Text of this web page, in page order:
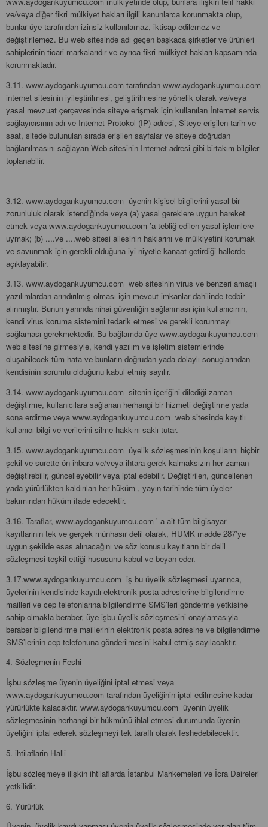
ve/veya diğer fikri mülkiyet hakları ilgili kanunlarca korunmakta olup,
bunlar üye tarafından izinsiz kullanılamaz, iktisap edilemez ve
değiştirilemez. Bu web sitesinde adı geçen başkaca şirketler ve ürünleri
sahiplerinin ticari markalarıdır ve ayrıca fikri mülkiyet hakları kapsamında
korunmaktadır.
3.11. www.aydogankuyumcu.com tarafından www.aydogankuyumcu.com
internet sitesinin iyileştirilmesi, geliştirilmesine yönelik olarak ve/veya
yasal mevzuat çerçevesinde siteye erişmek için kullanılan İnternet servis
sağlayıcısının adı ve Internet Protokol (IP) adresi, Siteye erişilen tarih ve
saat, sitede bulunulan sırada erişilen sayfalar ve siteye doğrudan
bağlanılmasını sağlayan Web sitesinin Internet adresi gibi birtakım bilgiler
toplanabilir.
3.12. www.aydogankuyumcu.com üyenin kişisel bilgilerini yasal bir
zorunluluk olarak istendiğinde veya (a) yasal gereklere uygun hareket
etmek veya www.aydogankuyumcu.com ’a tebliğ edilen yasal işlemlere
uymak; (b) ....ve ....web sitesi ailesinin haklarını ve mülkiyetini korumak
ve savunmak için gerekli olduğuna iyi niyetle kanaat getirdiği hallerde
açıklayabilir.
3.13. www.aydogankuyumcu.com web sitesinin virus ve benzeri amaçlı
yazılımlardan arındırılmış olması için mevcut imkanlar dahilinde tedbir
alınmıştır. Bunun yanında nihai güvenliğin sağlanması için kullanıcının,
kendi virus koruma sistemini tedarik etmesi ve gerekli korunmayı
sağlaması gerekmektedir. Bu bağlamda üye www.aydogankuyumcu.com
web sitesi'ne girmesiyle, kendi yazılım ve işletim sistemlerinde
oluşabilecek tüm hata ve bunların doğrudan yada dolaylı sonuçlarından
kendisinin sorumlu olduğunu kabul etmiş sayılır.
3.14. www.aydogankuyumcu.com sitenin içeriğini dilediği zaman
değiştirme, kullanıcılara sağlanan herhangi bir hizmeti değiştirme yada
sona erdirme veya www.aydogankuyumcu.com web sitesinde kayıtlı
kullanıcı bilgi ve verilerini silme hakkını saklı tutar.
3.15. www.aydogankuyumcu.com üyelik sözleşmesinin koşullarını hiçbir
şekil ve surette ön ihbara ve/veya ihtara gerek kalmaksızın her zaman
değiştirebilir, güncelleyebilir veya iptal edebilir. Değiştirilen, güncellenen
yada yürürlükten kaldırılan her hüküm , yayın tarihinde tüm üyeler
bakımından hüküm ifade edecektir.
3.16. Taraflar, www.aydogankuyumcu.com ' a ait tüm bilgisayar
kayıtlarının tek ve gerçek münhasır delil olarak, HUMK madde 287'ye
uygun şekilde esas alınacağını ve söz konusu kayıtların bir delil
sözleşmesi teşkil ettiği hususunu kabul ve beyan eder.
3.17.www.aydogankuyumcu.com iş bu üyelik sözleşmesi uyarınca,
üyelerinin kendisinde kayıtlı elektronik posta adreslerine bilgilendirme
mailleri ve cep telefonlarına bilgilendirme SMS'leri gönderme yetkisine
sahip olmakla beraber, üye işbu üyelik sözleşmesini onaylamasıyla
beraber bilgilendirme maillerinin elektronik posta adresine ve bilgilendirme
SMS'lerinin cep telefonuna gönderilmesini kabul etmiş sayılacaktır.
4. Sözleşmenin Feshi
İşbu sözleşme üyenin üyeliğini iptal etmesi veya
www.aydogankuyumcu.com tarafından üyeliğinin iptal edilmesine kadar
yürürlükte kalacaktır. www.aydogankuyumcu.com üyenin üyelik
sözleşmesinin herhangi bir hükmünü ihlal etmesi durumunda üyenin
üyeliğini iptal ederek sözleşmeyi tek taraflı olarak feshedebilecektir.
5. ihtilaflarin Halli
İşbu sözleşmeye ilişkin ihtilaflarda İstanbul Mahkemeleri ve İcra Daireleri
yetkilidir.
6. Yürürlük